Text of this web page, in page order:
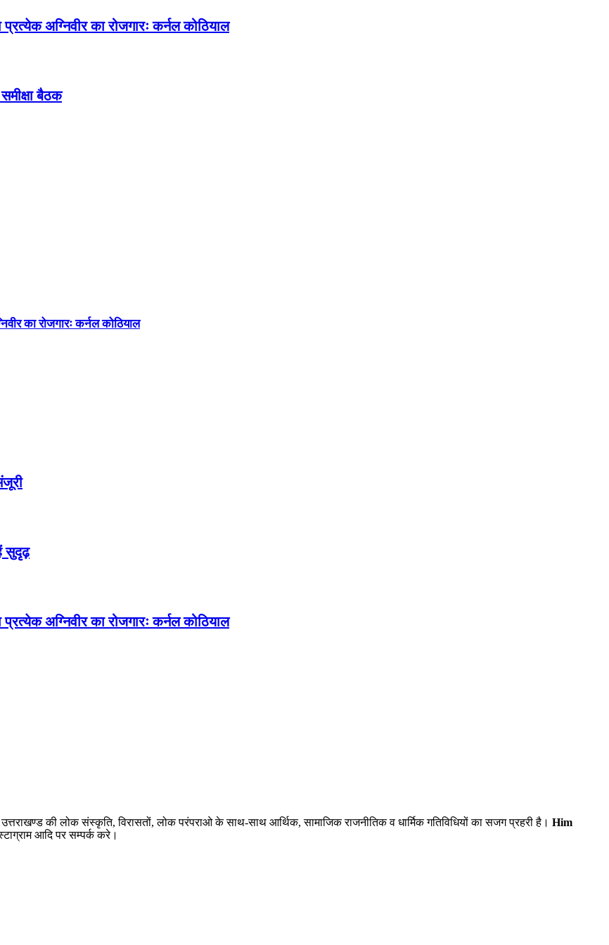
अग्निवीर का रोजगारः कर्नल कोठियाल
बैठक
का रोजगारः कर्नल कोठियाल
सुदृढ़
अग्निवीर का रोजगारः कर्नल कोठियाल
की लोक संस्कृति, विरासतों, लोक परंपराओ के साथ-साथ आर्थिक, सामाजिक राजनीतिक व धार्मिक गतिविधियों का सजग प्रहरी है। Him
आदि पर सम्पर्क करे।